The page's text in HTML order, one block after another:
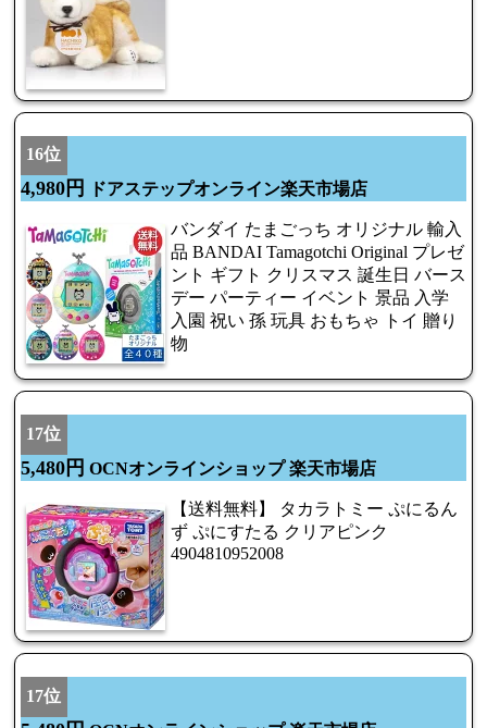
16位
4,980円 ドアステップオンライン楽天市場店
バンダイ たまごっち オリジナル 輸入
品 BANDAI Tamagotchi Original プレゼ
ント ギフト クリスマス 誕生日 バース
デー パーティー イベント 景品 入学
入園 祝い 孫 玩具 おもちゃ トイ 贈り
物
17位
5,480円 OCNオンラインショップ 楽天市場店
【送料無料】 タカラトミー ぷにるん
ず ぷにすたる クリアピンク
4904810952008
17位